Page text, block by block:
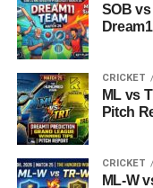
SOB
CRICKET
ML vs
Pitch
CRICKET
ML-W